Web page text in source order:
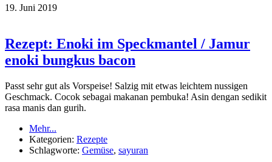
19. Juni 2019
Rezept: Enoki im Speckmantel / Jamur
enoki bungkus bacon
Passt sehr gut als Vorspeise! Salzig mit etwas leichtem nussigen
Geschmack. Cocok sebagai makanan pembuka! Asin dengan sedikit
rasa manis dan gurih.
Mehr...
Kategorien: Rezepte
Schlagworte: Gemüse, sayuran